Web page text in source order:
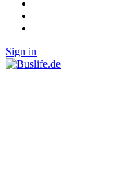
Sign in